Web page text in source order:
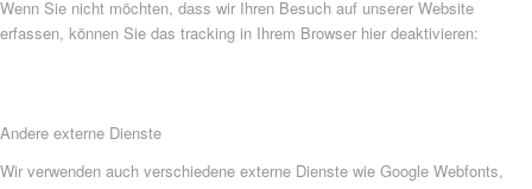
Wenn Sie nicht möchten, dass wir Ihren Besuch auf unserer Website
erfassen, können Sie das tracking in Ihrem Browser hier deaktivieren:
Andere externe Dienste
Wir verwenden auch verschiedene externe Dienste wie Google Webfonts,